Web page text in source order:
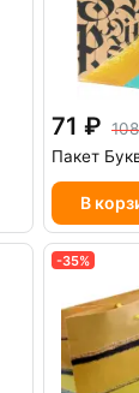
71
108
Пакет
В
-35%